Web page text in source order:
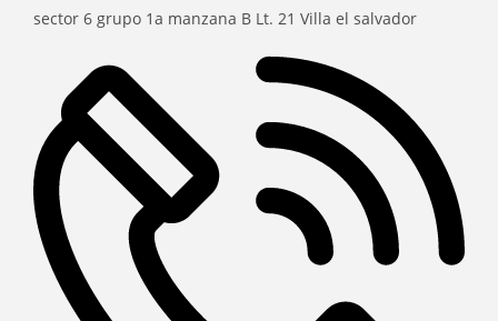
sector 6 grupo 1a manzana B Lt. 21 Villa el salvador